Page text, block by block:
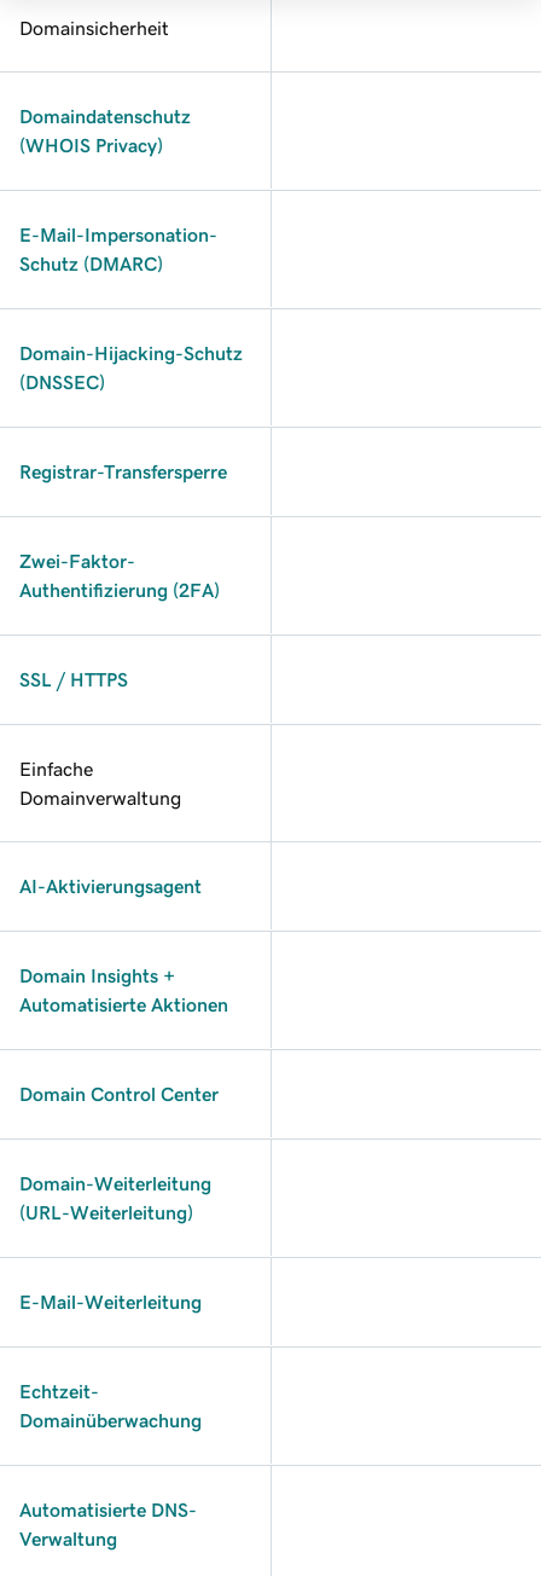
Domainsicherheit
Domaindatenschutz
(WHOIS Privacy)
E-Mail-Impersonation-
Schutz (DMARC)
Domain-Hijacking-Schutz
(DNSSEC)
Registrar-Transfersperre
Zwei-Faktor-
Authentifizierung (2FA)
SSL / HTTPS
Einfache
Domainverwaltung
AI-Aktivierungsagent
Domain Insights +
Automatisierte Aktionen
Domain Control Center
Domain-Weiterleitung
(URL-Weiterleitung)
E-Mail-Weiterleitung
Echtzeit-
Domainüberwachung
Automatisierte DNS-
Verwaltung